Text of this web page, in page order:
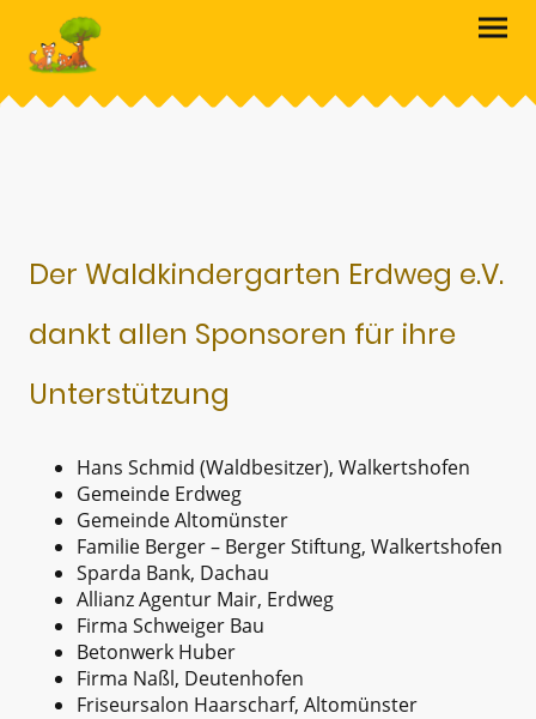
Der Waldkindergarten Erdweg e.V.
dankt allen Sponsoren für ihre
Unterstützung
Hans Schmid (Waldbesitzer), Walkertshofen
Gemeinde Erdweg
Gemeinde Altomünster
Familie Berger – Berger Stiftung, Walkertshofen
Sparda Bank, Dachau
Allianz Agentur Mair, Erdweg
Firma Schweiger Bau
Betonwerk Huber
Firma Naßl, Deutenhofen
Friseursalon Haarscharf, Altomünster